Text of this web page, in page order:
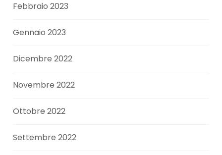
Febbraio 2023
Gennaio 2023
Dicembre 2022
Novembre 2022
Ottobre 2022
Settembre 2022